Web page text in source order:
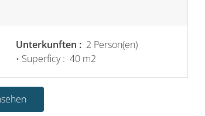
Unterkunften : 2 Person(en)
• Superficy : 40 m2